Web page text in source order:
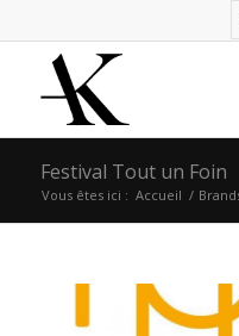
Festival Tout un Foin
Vous êtes ici : Accueil /